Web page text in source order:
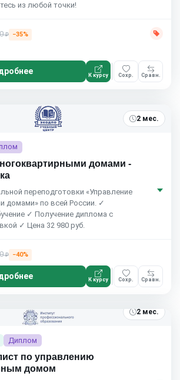
из любой точки!
₽
−35%
К курсу Сохр. Сравн.
2 мес.
домами -
переподготовки «Управление
домами» по всей России. ✓
✓ Получение диплома с
✓ Цена 32 980 руб.
₽ −40%
К курсу Сохр. Сравн.
2 мес.
Диплом
по управлению
домом